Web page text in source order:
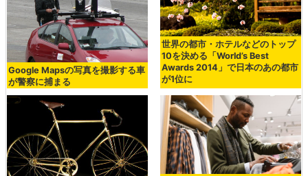
Google Mapsの写真を撮影する車
が警察に捕まる
世界の都市・ホテルなどのトップ
10を決める「World’s Best
Awards 2014」で日本のあの都市
が1位に